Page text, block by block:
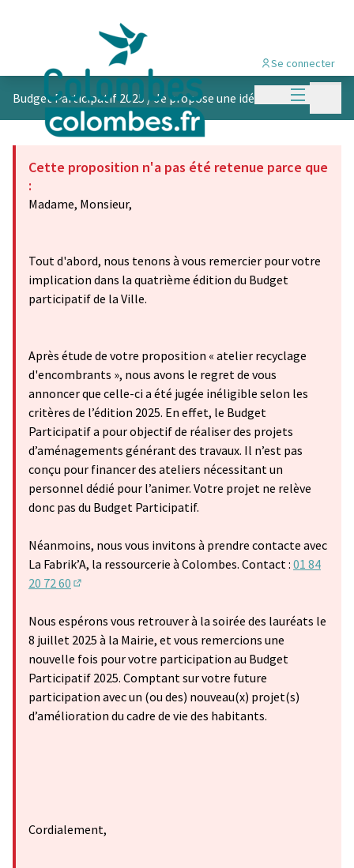
Menu
Se connecter
Budget Participatif 2025 /Je propose une idée
Cette proposition n'a pas été retenue parce que
:
Madame, Monsieur,
Tout d'abord, nous tenons à vous remercier pour votre
implication dans la quatrième édition du Budget
participatif de la Ville.
Après étude de votre proposition « atelier recyclage
d'encombrants », nous avons le regret de vous
annoncer que celle-ci a été jugée inéligible selon les
critères de l’édition 2025. En effet, le Budget
Participatif a pour objectif de réaliser des projets
d’aménagements générant des travaux. Il n’est pas
conçu pour financer des ateliers nécessitant un
personnel dédié pour l’animer. Votre projet ne relève
donc pas du Budget Participatif.
Néanmoins, nous vous invitons à prendre contacte avec
La Fabrik’A, la ressourcerie à Colombes. Contact : 01 84
20 72 60
Nous espérons vous retrouver à la soirée des lauréats le
8 juillet 2025 à la Mairie, et vous remercions une
nouvelle fois pour votre participation au Budget
Participatif 2025. Comptant sur votre future
participation avec un (ou des) nouveau(x) projet(s)
d’amélioration du cadre de vie des habitants.
Cordialement,